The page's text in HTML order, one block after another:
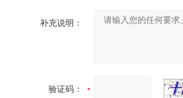
补充说明：
验证码：